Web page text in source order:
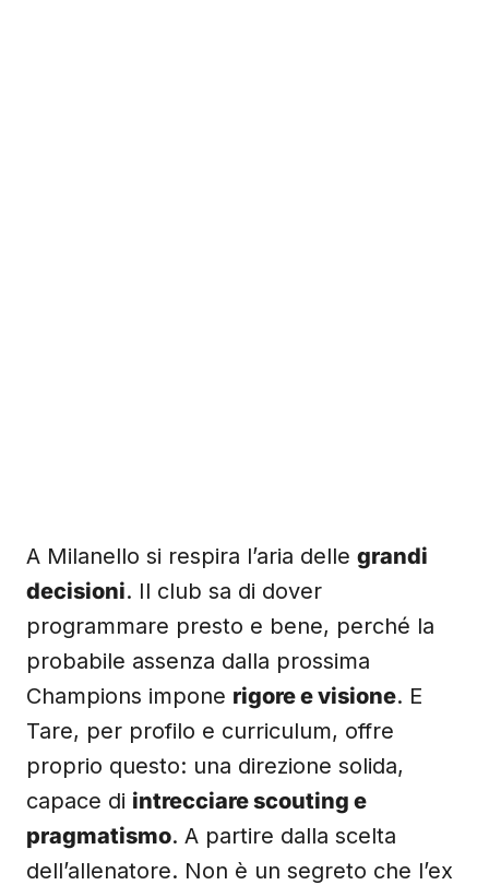
A Milanello si respira l’aria delle grandi
decisioni. Il club sa di dover
programmare presto e bene, perché la
probabile assenza dalla prossima
Champions impone rigore e visione. E
Tare, per profilo e curriculum, offre
proprio questo: una direzione solida,
capace di intrecciare scouting e
pragmatismo. A partire dalla scelta
dell’allenatore. Non è un segreto che l’ex